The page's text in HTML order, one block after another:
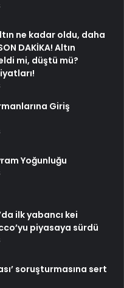
ne kadar oldu, daha
DAKİKA! Altın
mi, düştü mü?
Giriş
Yoğunluğu
ilk yabancı kei
piyasaya sürdü
soruşturmasına sert